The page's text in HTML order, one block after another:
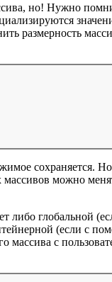
но! Нужно
размерность
сохраняется.
можно
либо глобальной
(если с
массива с